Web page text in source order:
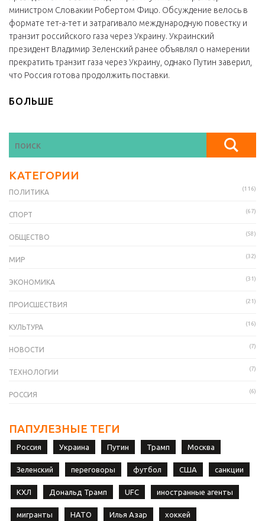
министром Словакии Робертом Фицо. Обсуждение велось в
формате тет-а-тет и затрагивало международную повестку и
транзит российского газа через Украину. Украинский
президент Владимир Зеленский ранее объявлял о намерении
прекратить транзит газа через Украину, однако Путин заверил,
что Россия готова продолжить поставки.
БОЛЬШЕ
КАТЕГОРИИ
ПОЛИТИКА (116)
СПОРТ (67)
ОБЩЕСТВО (58)
МИР (32)
ЭКОНОМИКА (31)
ПРОИСШЕСТВИЯ (21)
КУЛЬТУРА (16)
НОВОСТИ (7)
ТЕХНОЛОГИИ (7)
РОССИЯ (6)
ПАПУЛЕЗНЫЕ ТЕГИ
Россия Украина Путин Трамп Москва
Зеленский переговоры футбол США санкции
КХЛ Дональд Трамп UFC иностранные агенты
мигранты НАТО Илья Азар хоккей